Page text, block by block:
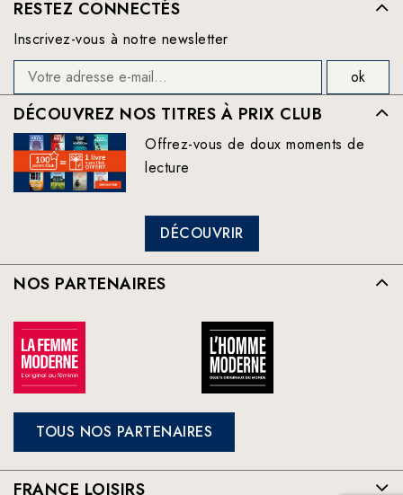
RESTEZ CONNECTÉS
Inscrivez-vous à notre newsletter
DÉCOUVREZ NOS TITRES À PRIX CLUB
Offrez-vous de doux moments de
lecture
DÉCOUVRIR
NOS PARTENAIRES
TOUS NOS PARTENAIRES
FRANCE LOISIRS